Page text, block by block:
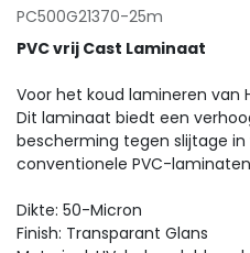
PC500G21370-25m
PVC vrij Cast Laminaat
Voor het koud lamineren van
Dit laminaat biedt een
bescherming tegen slijtage
conventionele PVC-
Dikte: 50-Micron
Finish: Transparant Glans